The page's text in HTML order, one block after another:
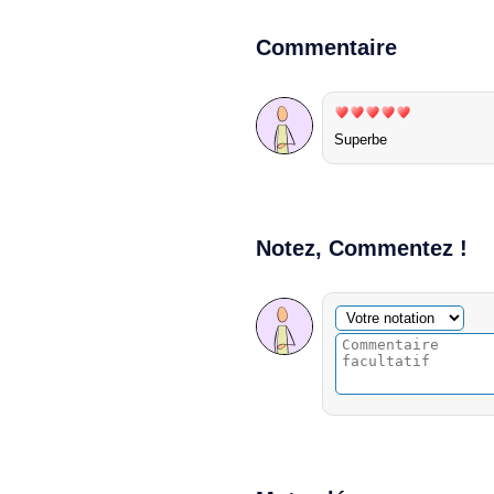
Commentaire
Superbe
Notez, Commentez !
Commentaire facultatif
Votre notation